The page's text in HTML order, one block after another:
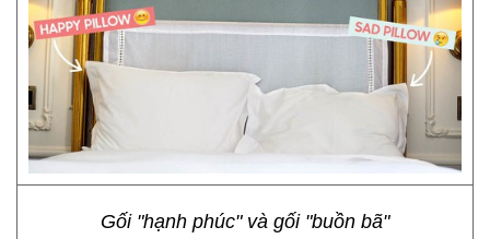
Gối "hạnh phúc" và gối "buồn bã"